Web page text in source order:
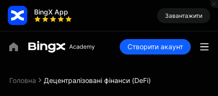
BingX App Завантажити
Створити акаунт
Головна Децентралізовані фінанси (DeFi)